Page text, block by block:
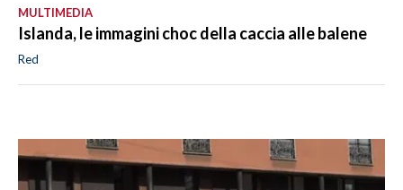
MULTIMEDIA
Islanda, le immagini choc della caccia alle balene
Red